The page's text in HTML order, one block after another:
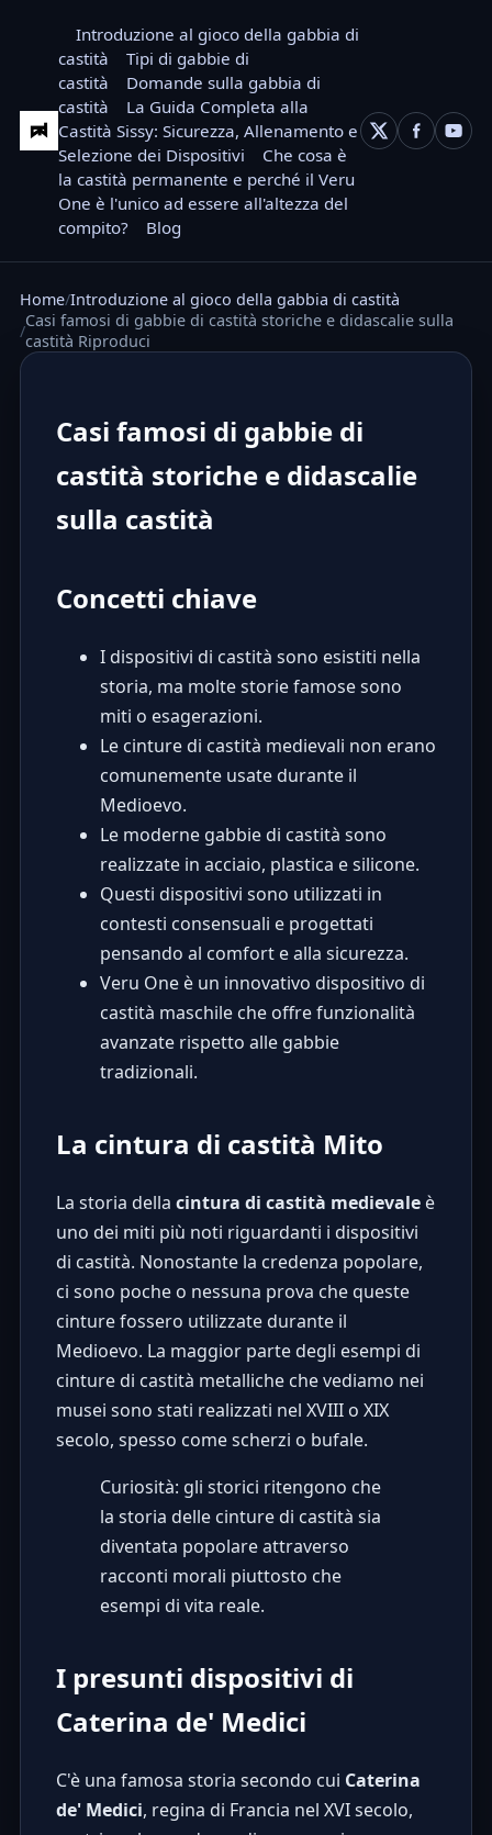
Introduzione al gioco della gabbia di
castità
Tipi di gabbie di
castità
Domande sulla gabbia di
castità
La Guida Completa alla
Castità Sissy: Sicurezza, Allenamento e
Selezione dei Dispositivi
Che cosa è
la castità permanente e perché il Veru
One è l'unico ad essere all'altezza del
compito?
Blog
Home Introduzione al gioco della gabbia di castità
Casi famosi di gabbie di castità storiche e didascalie sulla
castità Riproduci
Casi famosi di gabbie di
castità storiche e didascalie
sulla castità
Concetti chiave
I dispositivi di castità sono esistiti nella
storia, ma molte storie famose sono
miti o esagerazioni.
Le cinture di castità medievali non erano
comunemente usate durante il
Medioevo.
Le moderne gabbie di castità sono
realizzate in acciaio, plastica e silicone.
Questi dispositivi sono utilizzati in
contesti consensuali e progettati
pensando al comfort e alla sicurezza.
Veru One è un innovativo dispositivo di
castità maschile che offre funzionalità
avanzate rispetto alle gabbie
tradizionali.
La cintura di castità Mito
La storia della cintura di castità medievaleè
uno dei miti più noti riguardanti i dispositivi
di castità. Nonostante la credenza popolare,
ci sono poche o nessuna prova che queste
cinture fossero utilizzate durante il
Medioevo. La maggior parte degli esempi di
cinture di castità metalliche che vediamo nei
musei sono stati realizzati nel XVIII o XIX
secolo, spesso come scherzi o bufale.
Curiosità: gli storici ritengono che
la storia delle cinture di castità sia
diventata popolare attraverso
racconti morali piuttosto che
esempi di vita reale.
I presunti dispositivi di
Caterina de' Medici
C'è una famosa storia secondo cui Caterina
de' Medici, regina di Francia nel XVI secolo,